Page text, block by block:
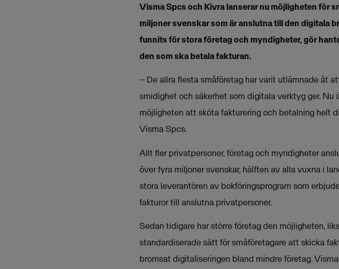
Visma Spcs och Kivra lanserar nu möjligheten för
miljoner svenskar som är anslutna till den digitala
funnits för stora företag och myndigheter, gör
den som ska betala fakturan.
– De allra flesta småföretag har varit utlämnade åt
smidighet och säkerhet som digitala verktyg ger.
möjligheten att sköta fakturering och betalning helt
Visma Spcs.
Allt fler privatpersoner, företag och myndigheter
över fyra miljoner svenskar, hälften av alla vuxna i
stora leverantören av bokföringsprogram som
fakturor till anslutna privatpersoner.
Sedan tidigare har större företag den möjligheten,
standardiserade sätt för småföretagare att skicka
bromsat digitaliseringen bland mindre företag.